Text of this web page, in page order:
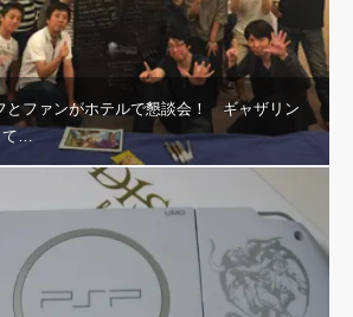
とファンがホテルで懇談会！ ギャザリン
て…